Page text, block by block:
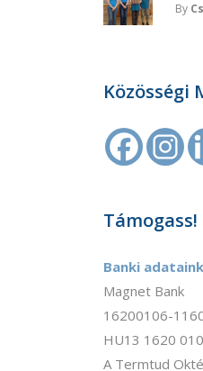
By
Közösségi
Támogass!
Banki
Magnet Bank
16200106-
HU13 1620
A Termtud